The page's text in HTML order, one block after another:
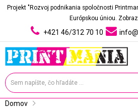
Projekt "Rozvoj podnikania spoločnosti
Európskou úniou.
+421 46/312 70 10
Domov